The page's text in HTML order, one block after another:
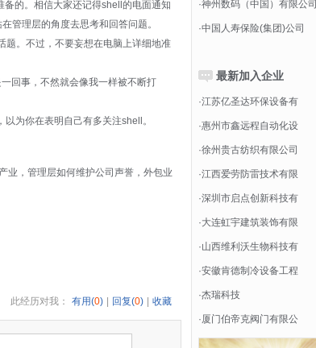
的。相信大家还记得shell的电面通知
管理层的角度去思考和回答问题。
题。不过，不要妄想在电脑上详细地准
回事，不然就会像我一样被不断打
为你在表明自己有多关注shell。
业，管理层如何维护公司声誉，外包业
此经历对我：
有用(0) 回复(0) 收藏
·神州数码（中国）有限公司
·中国人寿保险(集团)公司
最新加入企业
·江苏亿圣达环保设备有
·惠州市鑫远程自动化设
·徐州贵古纺织有限公司
·江西爱劳防雷技术有限
·深圳市启点创新科技有
·大连虹宇建筑装饰有限
·山西维利沃生物科技有
·安徽肯德制冷设备工程
·杰瑞科技
·厦门伯帝克阀门有限公